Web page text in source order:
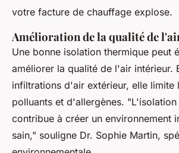
votre facture de chauffage explose.
Amélioration de la qualité de
Une bonne isolation thermique peut
améliorer la qualité de l'air intérieur.
infiltrations d'air extérieur, elle limite
polluants et d'allergènes.
contribue à créer un environnement
sain," souligne Dr. Sophie Martin,